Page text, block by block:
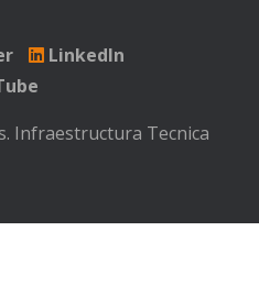
LinkedIn
Infraestructura Tecnica